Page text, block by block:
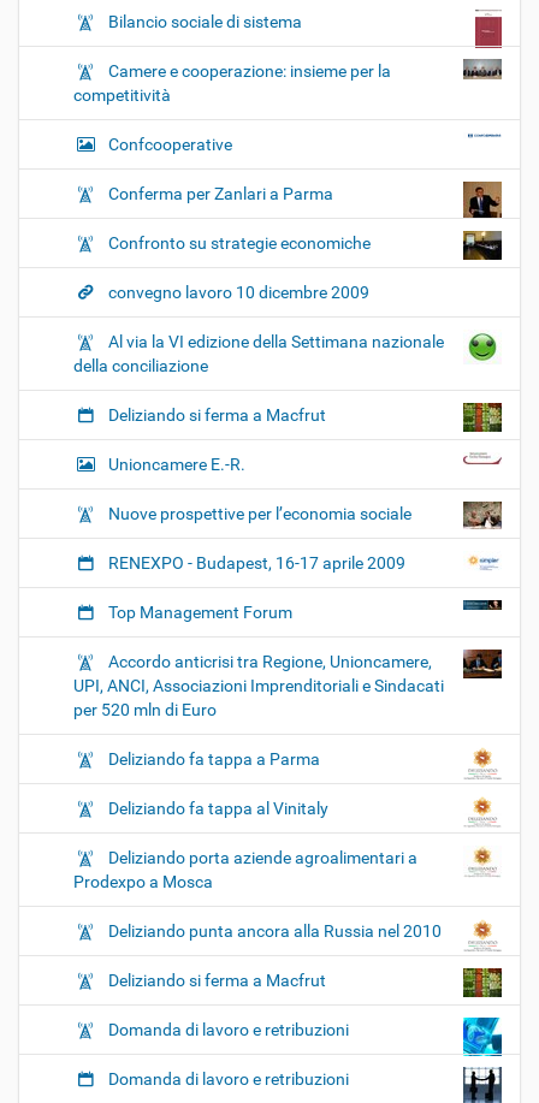
Bilancio sociale di sistema
Camere e cooperazione: insieme per la
competitività
Confcooperative
Conferma per Zanlari a Parma
Confronto su strategie economiche
convegno lavoro 10 dicembre 2009
Al via la VI edizione della Settimana nazionale
della conciliazione
Deliziando si ferma a Macfrut
Unioncamere E.-R.
Nuove prospettive per l’economia sociale
RENEXPO - Budapest, 16-17 aprile 2009
Top Management Forum
Accordo anticrisi tra Regione, Unioncamere,
UPI, ANCI, Associazioni Imprenditoriali e Sindacati
per 520 mln di Euro
Deliziando fa tappa a Parma
Deliziando fa tappa al Vinitaly
Deliziando porta aziende agroalimentari a
Prodexpo a Mosca
Deliziando punta ancora alla Russia nel 2010
Deliziando si ferma a Macfrut
Domanda di lavoro e retribuzioni
Domanda di lavoro e retribuzioni